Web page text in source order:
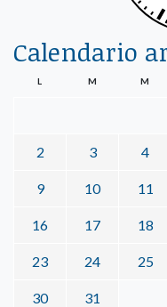
Calendario
L M M
2 3 4
9 10 11
16 17 18
23 24 25
30 31